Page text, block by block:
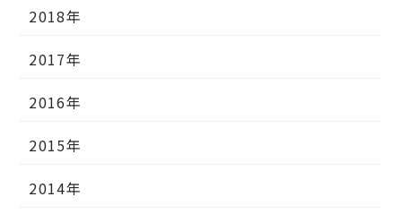
2018年
2017年
2016年
2015年
2014年